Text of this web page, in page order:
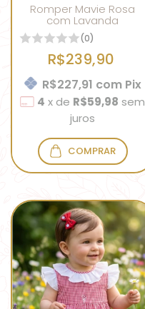
Romper Mavie Rosa
com Lavanda
(0)
R$239,90
R$227,91 com Pix
4 x de R$59,98 sem
juros
COMPRAR